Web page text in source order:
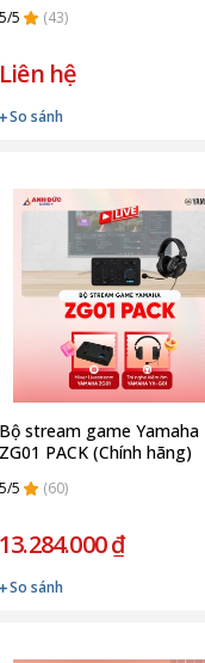
5/5 (43)
Liên hệ
So sánh
Bộ stream game Yamaha
ZG01 PACK (Chính hãng)
5/5 (60)
13.284.000 ₫
So sánh